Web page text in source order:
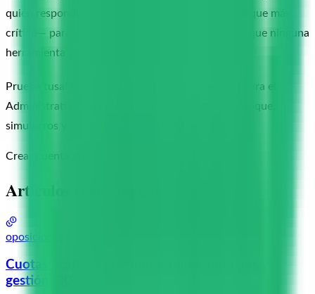
quién respondió bien el último simulacro en el bloque más
crítico— para que puedas dedicar ese tiempo a lo que ninguna
herramienta puede hacer por ti.
Prueba tusalumnos gratis: gestiona tu academia para el
Administrativo del Estado con seguimiento por bloque,
simulacros y comunicación por WhatsApp
Crear cuenta gratis
Artículos relacionados
oposiciones
Cuotas academia de oposiciones: modelos y
gestión (2026)